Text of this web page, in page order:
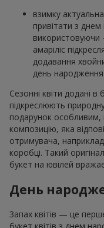
взимку
привітати з днем
використовуючи
амаріліс
додавання
день
Сезонні квіти додані
підкреслюють
подарунок особливим,
композицію, яка
отримувача,
коробці. Такий
букет на ювілей
День
Запах квітів — це